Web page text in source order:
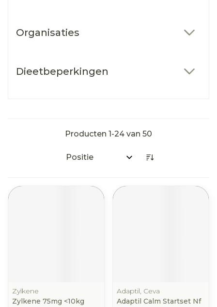
Organisaties
Dieetbeperkingen
Producten 1-24 van 50
Sorteer op:
Zylkene
Zylkene 75mg <10kg
Adaptil, Ceva
Adaptil Calm Startset Nf